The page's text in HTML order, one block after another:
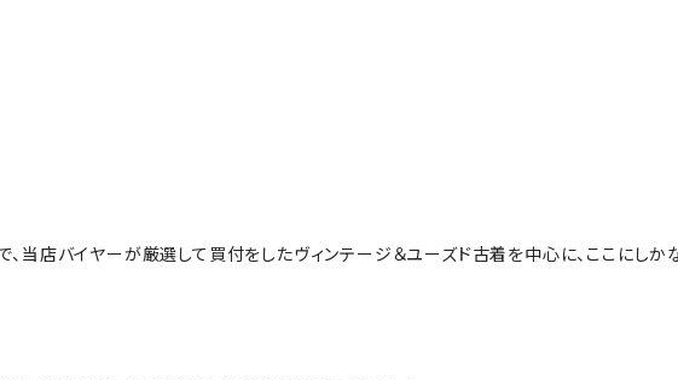
、当店バイヤーが厳選して買付をしたヴィンテージ＆ユーズド古着を中心に、ここにしか